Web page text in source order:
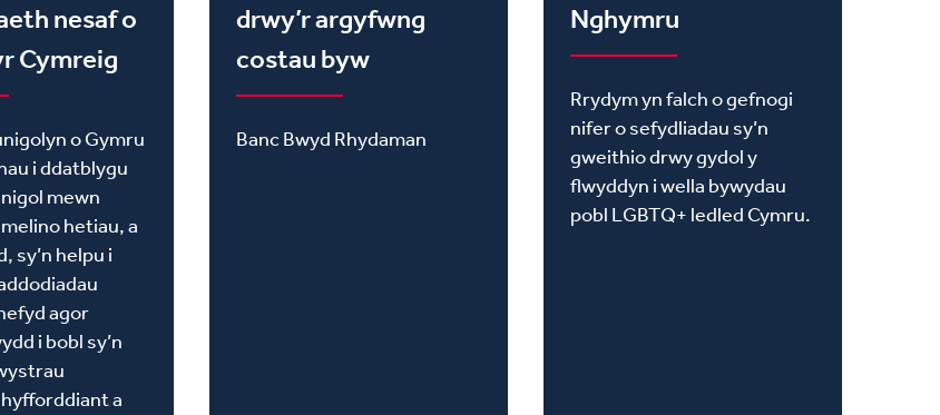
nesaf o
Cymreig
o Gymru
i ddatblygu
mewn
hetiau, a
sy’n helpu i
agor
i bobl sy’n
a
drwy’r argyfwng
costau byw
Banc Bwyd Rhydaman
Nghymru
Rrydym yn falch o gefnogi
nifer o sefydliadau sy’n
gweithio drwy gydol y
flwyddyn i wella bywydau
pobl LGBTQ+ ledled Cymru.